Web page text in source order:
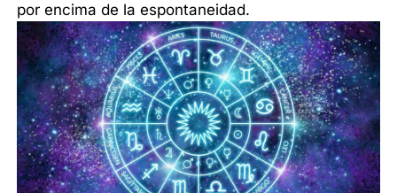
por encima de la espontaneidad.